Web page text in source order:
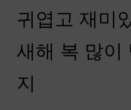
귀엽고 재미
새해 복 많이
지